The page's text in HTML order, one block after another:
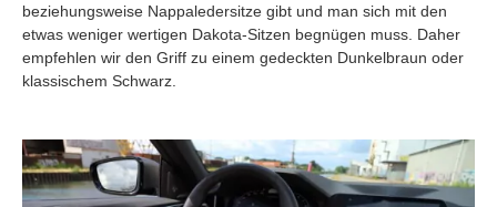
beziehungsweise Nappaledersitze gibt und man sich mit den
etwas weniger wertigen Dakota-Sitzen begnügen muss. Daher
empfehlen wir den Griff zu einem gedeckten Dunkelbraun oder
klassischem Schwarz.